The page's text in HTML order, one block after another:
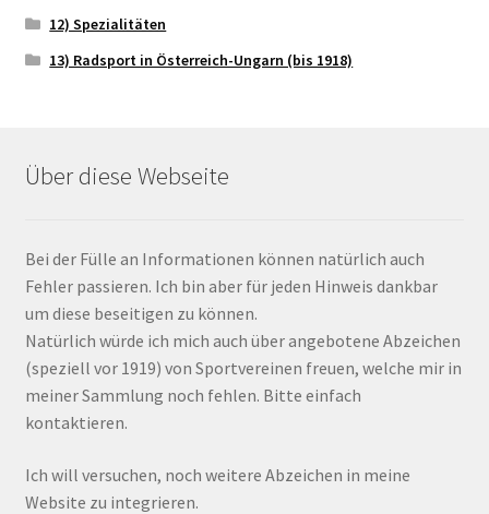
12) Spezialitäten
13) Radsport in Österreich-Ungarn (bis 1918)
Über diese Webseite
Bei der Fülle an Informationen können natürlich auch
Fehler passieren. Ich bin aber für jeden Hinweis dankbar
um diese beseitigen zu können.
Natürlich würde ich mich auch über angebotene Abzeichen
(speziell vor 1919) von Sportvereinen freuen, welche mir in
meiner Sammlung noch fehlen. Bitte einfach
kontaktieren.
Ich will versuchen, noch weitere Abzeichen in meine
Website zu integrieren.